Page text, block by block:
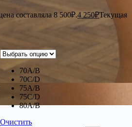
составляла 8 500₽.4 250₽Текущая
70A/B
70C/D
75A/B
75C/D
80A/B
Очистить